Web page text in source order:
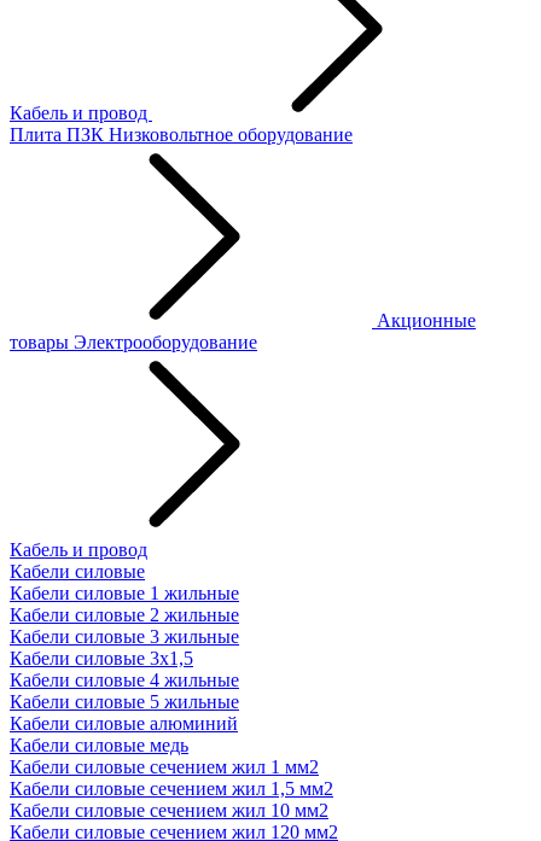
Кабель и провод
Плита ПЗК Низковольтное оборудование
Акционные
товары Электрооборудование
Кабель и провод
Кабели силовые
Кабели силовые 1 жильные
Кабели силовые 2 жильные
Кабели силовые 3 жильные
Кабели силовые 3х1,5
Кабели силовые 4 жильные
Кабели силовые 5 жильные
Кабели силовые алюминий
Кабели силовые медь
Кабели силовые сечением жил 1 мм2
Кабели силовые сечением жил 1,5 мм2
Кабели силовые сечением жил 10 мм2
Кабели силовые сечением жил 120 мм2